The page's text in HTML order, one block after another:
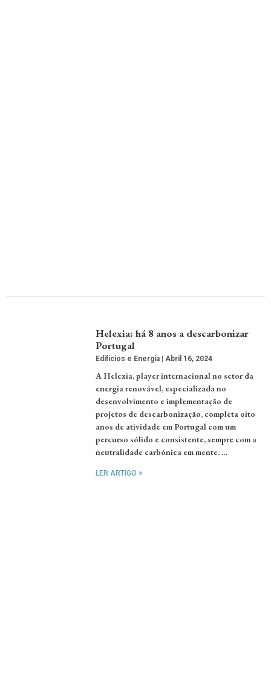
Helexia: há 8 anos a descarbonizar
Portugal
Edifícios e Energia Abril 16, 2024
A Helexia, player internacional no setor da
energia renovável, especializada no
desenvolvimento e implementação de
projetos de descarbonização, completa oito
anos de atividade em Portugal com um
percurso sólido e consistente, sempre com a
neutralidade carbónica em mente. …
LER ARTIGO >